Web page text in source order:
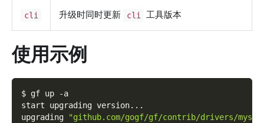
cli 升级时同时更新 cli 工具版本
使用示例
$ gf up
-a
start upgrading version.. .
upgrading
"github.com/gogf/gf/contrib/drivers/